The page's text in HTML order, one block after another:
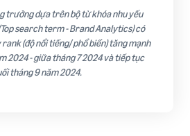
trưởng dựa trên bộ từ khóa nhu yếu
search term - Brand Analytics) có
(độ nổi tiếng/ phổ biến) tăng mạnh
2024 - giữa tháng 7 2024 và tiếp tục
tháng 9 năm 2024.